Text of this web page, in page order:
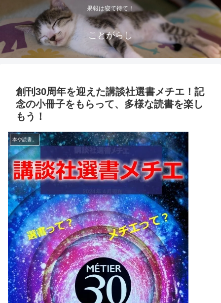
果報は寝て待て！
ことがらし
創刊30周年を迎えた講談社選書メチエ！記
念の小冊子をもらって、多様な読書を楽し
もう！
本や読書。